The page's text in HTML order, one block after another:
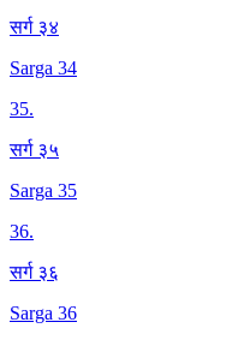
सर्ग ३४
Sarga 34
35.
सर्ग ३५
Sarga 35
36.
सर्ग ३६
Sarga 36